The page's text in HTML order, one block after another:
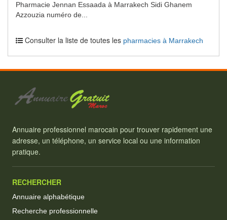
Pharmacie Jennan Essaada à Marrakech Sidi Ghanem
Azzouzia numéro de...
Consulter la liste de toutes les pharmacies à Marrakech
Annuaire professionnel marocain pour trouver rapidement une
adresse, un téléphone, un service local ou une information
pratique.
RECHERCHER
Annuaire alphabétique
Recherche professionnelle